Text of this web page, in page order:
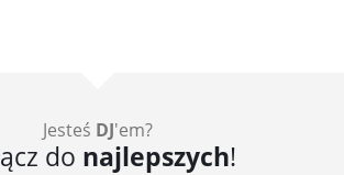
Jesteś DJ'em?
do najlepszych!